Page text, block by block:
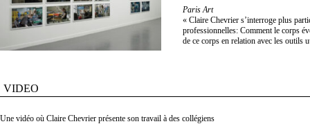
Paris Art
« Claire Chevrier s’interroge plus
professionnelles: Comment le corps
de ce corps en relation avec les outils
VIDEO
Une vidéo où Claire Chevrier présente son travail à des collégiens